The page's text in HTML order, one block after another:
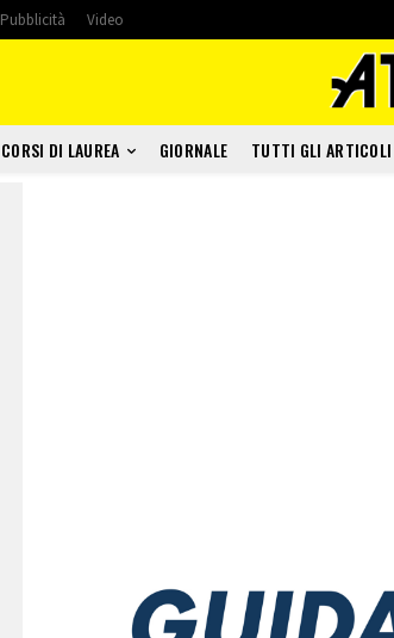
Pubblicità Video
CORSI DI LAUREA GIORNALE TUTTI GLI ARTICOLI